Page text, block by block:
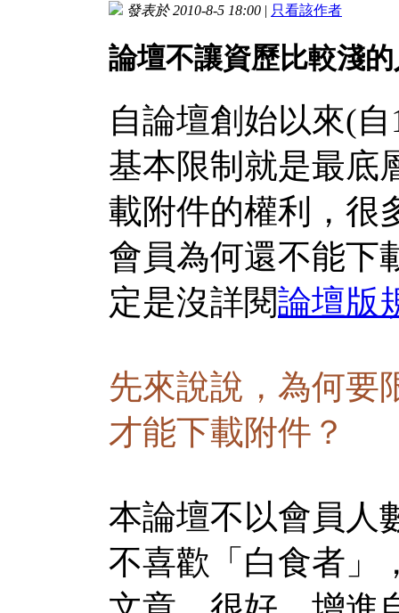
發表於 2010-8-5 18:00 | 只看該作者
論壇不讓資歷比較淺
自論壇創始以來(
基本限制就是最底
載附件的權利，很
會員為何還不能下
定是沒詳閱論壇版
先來說說，為何要
才能下載附件？
本論壇不以會員人
不喜歡「白食者」